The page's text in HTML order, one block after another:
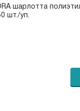
шарлотта
шт./уп.